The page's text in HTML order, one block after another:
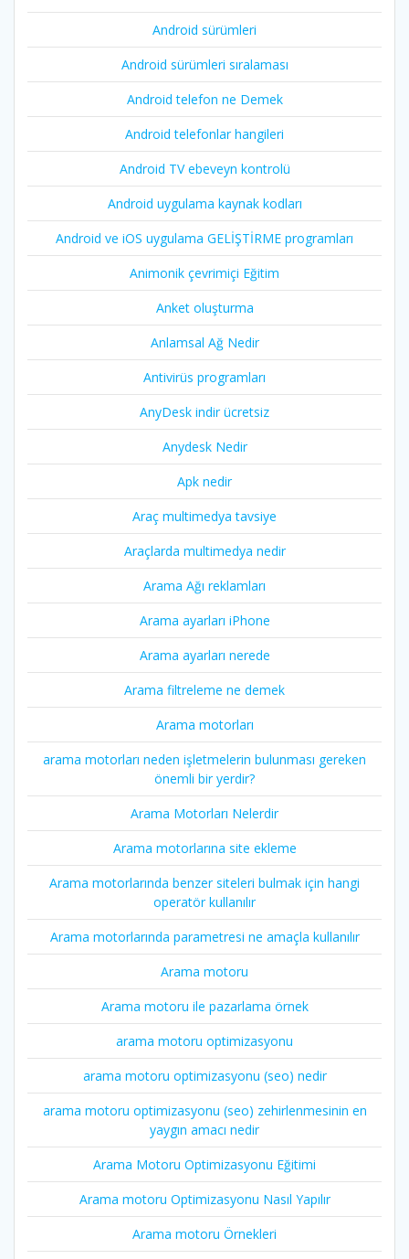
Android sürümleri
Android sürümleri sıralaması
Android telefon ne Demek
Android telefonlar hangileri
Android TV ebeveyn kontrolü
Android uygulama kaynak kodları
Android ve iOS uygulama GELİŞTİRME programları
Animonik çevrimiçi Eğitim
Anket oluşturma
Anlamsal Ağ Nedir
Antivirüs programları
AnyDesk indir ücretsiz
Anydesk Nedir
Apk nedir
Araç multimedya tavsiye
Araçlarda multimedya nedir
Arama Ağı reklamları
Arama ayarları iPhone
Arama ayarları nerede
Arama filtreleme ne demek
Arama motorları
arama motorları neden işletmelerin bulunması gereken
önemli bir yerdir?
Arama Motorları Nelerdir
Arama motorlarına site ekleme
Arama motorlarında benzer siteleri bulmak için hangi
operatör kullanılır
Arama motorlarında parametresi ne amaçla kullanılır
Arama motoru
Arama motoru ile pazarlama örnek
arama motoru optimizasyonu
arama motoru optimizasyonu (seo) nedir
arama motoru optimizasyonu (seo) zehirlenmesinin en
yaygın amacı nedir
Arama Motoru Optimizasyonu Eğitimi
Arama motoru Optimizasyonu Nasıl Yapılır
Arama motoru Örnekleri